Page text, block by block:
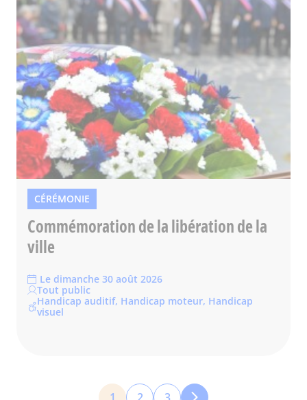
CÉRÉMONIE
Commémoration de la libération de la
ville
Le dimanche 30 août 2026
Tout public
Handicap auditif, Handicap moteur, Handicap
visuel
1 2 3